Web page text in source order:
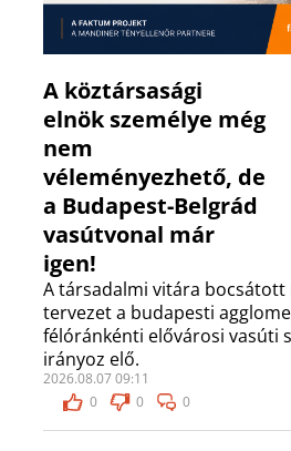
A köztársasági
elnök személye még
nem
véleményezhető, de
a Budapest-Belgrád
vasútvonal már
igen!
A társadalmi vitára
tervezet a budapesti
félóránkénti elővárosi vasúti
irányoz elő.
2026.08.07 09:11
0
0 0